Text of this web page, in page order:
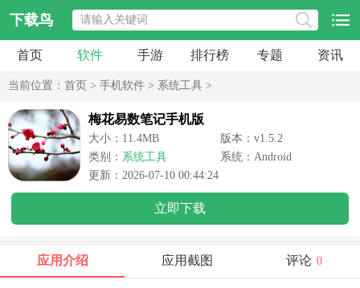
下载鸟
首页 软件 手游 排行榜 专题 资讯
当前位置： 首页 > 手机软件 > 系统工具 >
梅花易数笔记手机版
大小：11.4MB
版本：v1.5.2
类别： 系统工具
系统：Android
更新：2026-07-10 00:44:24
立即下载
应用介绍 应用截图 评论 0